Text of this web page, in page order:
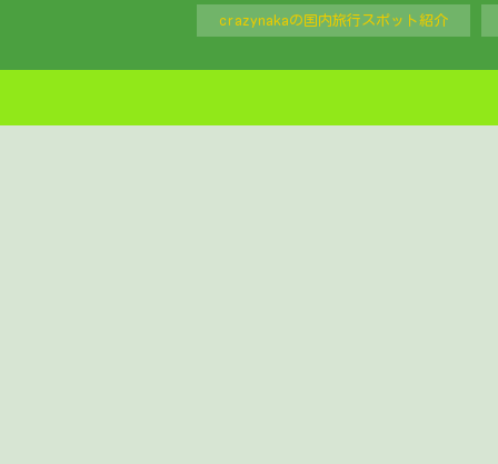
crazynakaの国内旅行スポット紹介